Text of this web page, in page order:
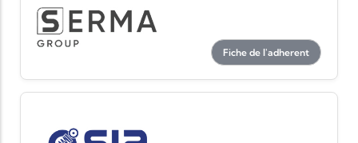
Fiche de l'adherent